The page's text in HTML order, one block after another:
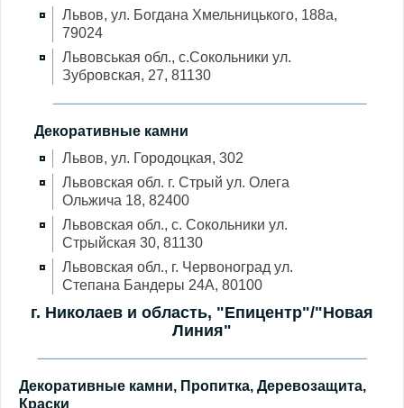
Львов, ул. Богдана Хмельницького, 188а,
79024
Львовськая обл., с.Сокольники ул.
Зубровская, 27, 81130
Декоративные камни
Львов, ул. Городоцкая, 302
Львовская обл. г. Стрый ул. Олега
Ольжича 18, 82400
Львовская обл., с. Сокольники ул.
Стрыйская 30, 81130
Львовская обл., г. Червоноград ул.
Степана Бандеры 24А, 80100
г. Николаев и область, "Епицентр"/"Новая
Линия"
Декоративные камни, Пропитка, Деревозащита,
Краски